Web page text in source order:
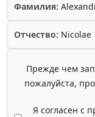
Фамилия:
Отчество: Nicolae
Прежде чем
пожалуйста,
Я согласен с